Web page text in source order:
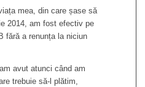
mea, din care șase să
2014, am fost efectiv pe
fără a renunța la niciun
avut atunci când am
trebuie să-l plătim,